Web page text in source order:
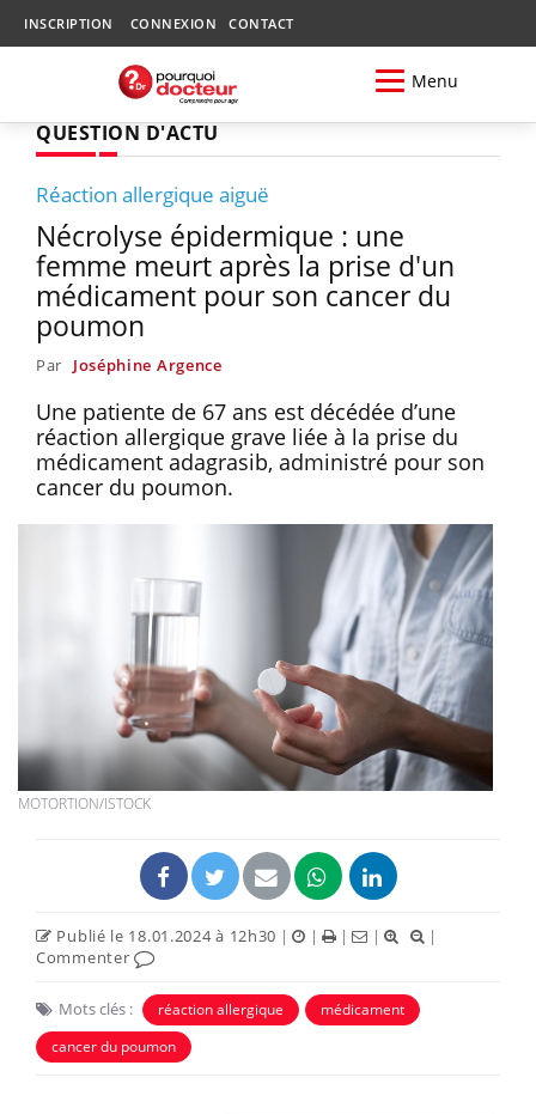
INSCRIPTION CONNEXION CONTACT
Menu
QUESTION D'ACTU
Réaction allergique aiguë
Nécrolyse épidermique : une
femme meurt après la prise d'un
médicament pour son cancer du
poumon
Par Joséphine Argence
Une patiente de 67 ans est décédée d’une
réaction allergique grave liée à la prise du
médicament adagrasib, administré pour son
cancer du poumon.
MOTORTION/ISTOCK
Publié le 18.01.2024 à 12h30 | | | |
|
Commenter
Mots clés : réaction allergique
médicament
cancer du poumon